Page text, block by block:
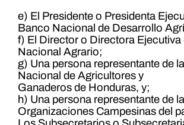
e) El Presidente o Presidenta
Banco Nacional de Desarrollo
f) El Director o Directora Ejecutiva
Nacional Agrario;
g) Una persona representante de
Nacional de Agricultores y
Ganaderos de Honduras, y;
h) Una persona representante de
Organizaciones Campesinas del